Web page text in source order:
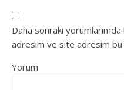
Daha sonraki yorumlarımda
adresim ve site adresim bu
Yorum